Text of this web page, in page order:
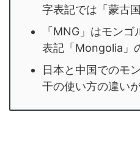
字表記では「蒙古
「MNG」はモン
表記「Mongolia」
日本と中国でのモ
干の使い方の違い